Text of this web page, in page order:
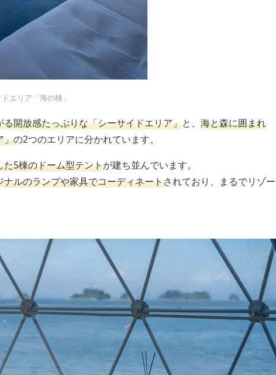
エリア「海の棟」
る開放感たっぷりな「シーサイドエリア」と、 海と森に囲まれ
」の2つのエリアに分かれています。
5棟のドーム型テントが建ち並んでいます。
ルのランプや家具でコーディネートされており、まるでリゾー